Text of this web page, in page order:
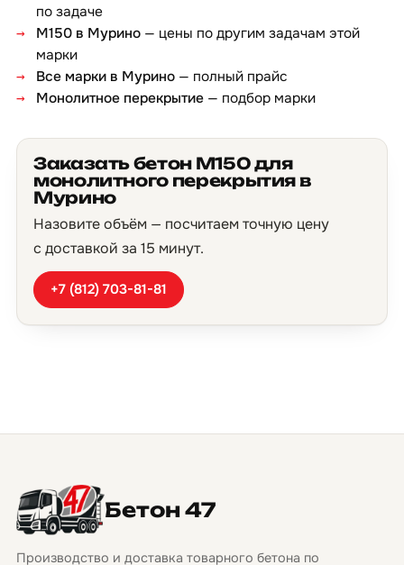
по задаче
М150 в Мурино — цены по другим задачам этой
марки
Все марки в Мурино — полный прайс
Монолитное перекрытие — подбор марки
Заказать бетон М150 для
монолитного перекрытия в
Мурино
Назовите объём — посчитаем точную цену
с доставкой за 15 минут.
+7 (812) 703-81-81
Бетон 47
Производство и доставка товарного бетона по